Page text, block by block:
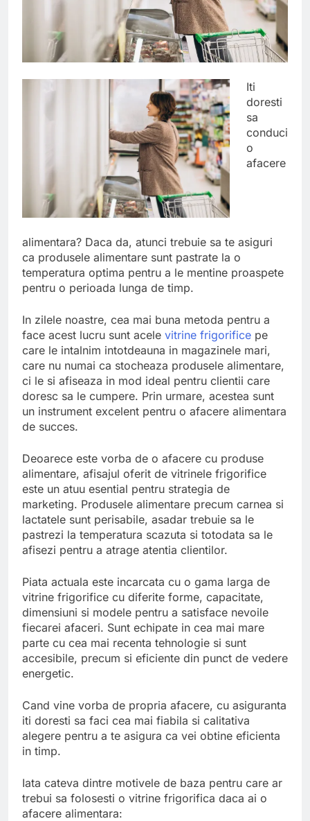
Iti
doresti
sa
conduci
o
afacere
alimentara? Daca da, atunci trebuie sa te asiguri
ca produsele alimentare sunt pastrate la o
temperatura optima pentru a le mentine proaspete
pentru o perioada lunga de timp.
In zilele noastre, cea mai buna metoda pentru a
face acest lucru sunt acele vitrine frigorifice pe
care le intalnim intotdeauna in magazinele mari,
care nu numai ca stocheaza produsele alimentare,
ci le si afiseaza in mod ideal pentru clientii care
doresc sa le cumpere. Prin urmare, acestea sunt
un instrument excelent pentru o afacere alimentara
de succes.
Deoarece este vorba de o afacere cu produse
alimentare, afisajul oferit de vitrinele frigorifice
este un atuu esential pentru strategia de
marketing. Produsele alimentare precum carnea si
lactatele sunt perisabile, asadar trebuie sa le
pastrezi la temperatura scazuta si totodata sa le
afisezi pentru a atrage atentia clientilor.
Piata actuala este incarcata cu o gama larga de
vitrine frigorifice cu diferite forme, capacitate,
dimensiuni si modele pentru a satisface nevoile
fiecarei afaceri. Sunt echipate in cea mai mare
parte cu cea mai recenta tehnologie si sunt
accesibile, precum si eficiente din punct de vedere
energetic.
Cand vine vorba de propria afacere, cu asiguranta
iti doresti sa faci cea mai fiabila si calitativa
alegere pentru a te asigura ca vei obtine eficienta
in timp.
Iata cateva dintre motivele de baza pentru care ar
trebui sa folosesti o vitrine frigorifica daca ai o
afacere alimentara: